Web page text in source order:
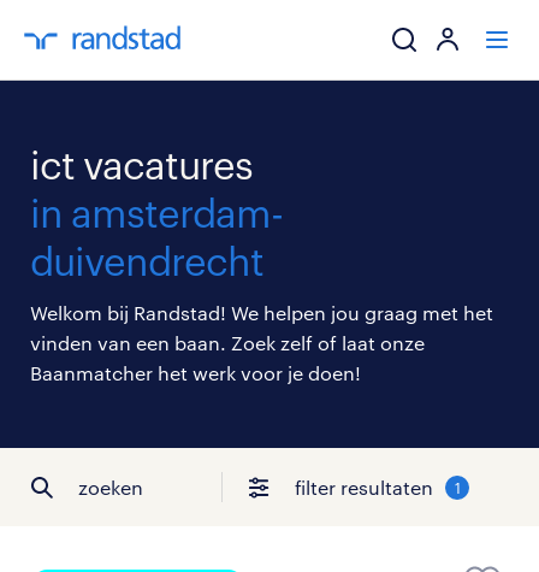
over randstad
ict vacatures
in amsterdam-
duivendrecht
Welkom bij Randstad! We helpen jou graag met het
vinden van een baan. Zoek zelf of laat onze
Baanmatcher het werk voor je doen!
zoeken filter resultaten 1